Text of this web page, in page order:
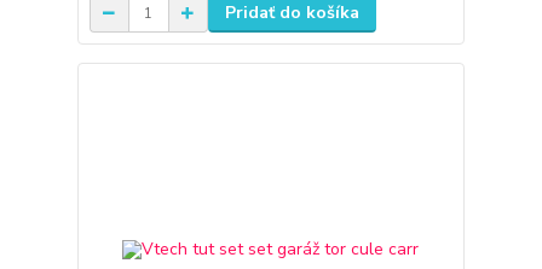
Pridať do košíka